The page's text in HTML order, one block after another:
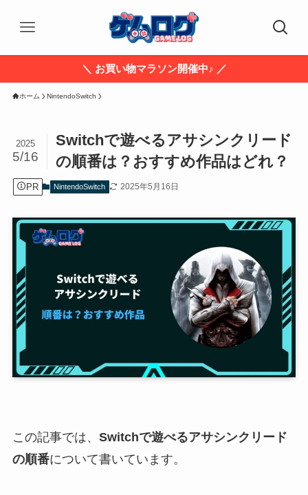
＼ お買い物マラソン開催中♪ ／
ホーム NintendoSwitch
Switchで遊べるアサシンクリード
の順番は？おすすめ作品はどれ？
2025
5/16
PR NintendoSwitch 2025年5月16日
この記事では、 Switchで遊べるアサシンクリード
の順番について書いています。